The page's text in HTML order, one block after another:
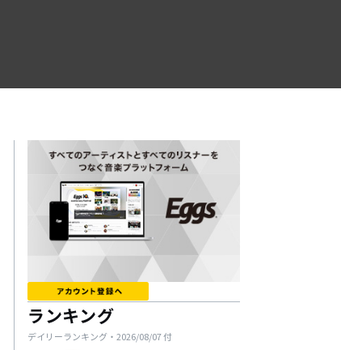
ランキング
デイリーランキング・ 2026/08/07付